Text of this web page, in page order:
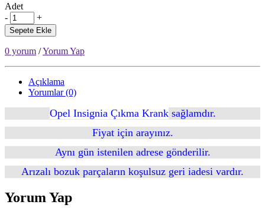
Adet
-
+
Sepete Ekle
0 yorum /Yorum Yap
Açıklama
Yorumlar (0)
Opel Insignia Çıkma Kranksağlamdır.
Fiyat için arayınız.
Aynı gün istenilen adrese gönderilir.
Arızalı bozuk parçaların koşulsuz geri iadesi vardır.
Yorum Yap